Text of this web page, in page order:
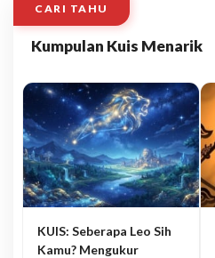
CARI TAHU
Kumpulan Kuis Menarik
KUIS: Seberapa Leo Sih
Kamu? Mengukur